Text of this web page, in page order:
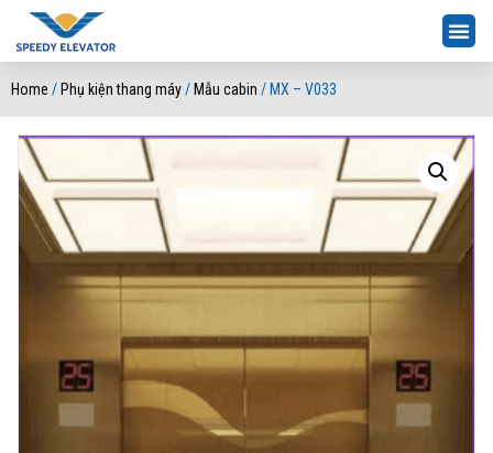
Home / Phụ kiện thang máy/ Mẫu cabin / MX – V033